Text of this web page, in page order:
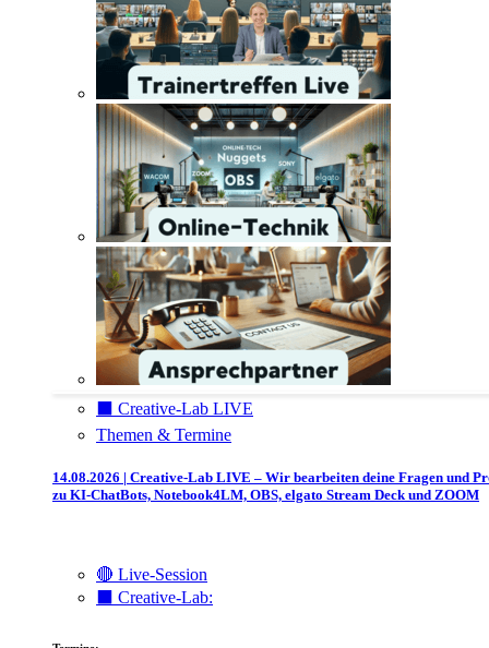
⬛️ Creative-Lab LIVE
Themen & Termine
14.08.2026 | Creative-Lab LIVE – Wir bearbeiten deine Fragen und
zu KI-ChatBots, Notebook4LM, OBS, elgato Stream Deck und ZOOM
🔴 Live-Session
⬛️ Creative-Lab: